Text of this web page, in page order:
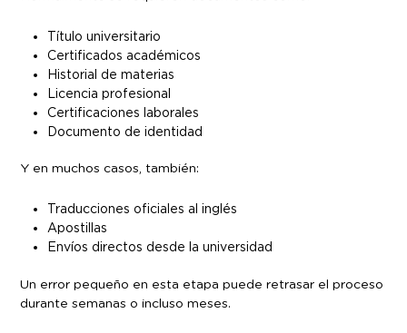
Título universitario
Certificados académicos
Historial de materias
Licencia profesional
Certificaciones laborales
Documento de identidad
Y en muchos casos, también:
Traducciones oficiales al inglés
Apostillas
Envíos directos desde la universidad
Un error pequeño en esta etapa puede retrasar el proceso
durante semanas o incluso meses.